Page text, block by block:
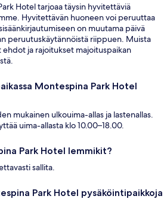
Hotel tarjoaa täysin hyvitettäviä
Hyvitettävän huoneen voi peruuttaa
on muutama päivä
peruutuskäytännöistä riippuen. Muista
ehdot ja rajoitukset majoituspaikan
Montespina Park Hotel
mukainen ulkouima-allas ja lastenallas.
uima-allasta klo 10.00–18.00.
Park Hotel lemmikit?
sallita.
Park Hotel pysäköintipaikkoja